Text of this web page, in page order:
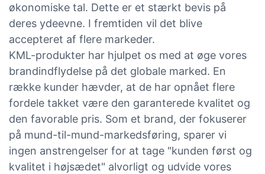
økonomiske tal. Dette er et stærkt bevis på
deres ydeevne. I fremtiden vil det blive
accepteret af flere markeder.
KML-produkter har hjulpet os med at øge vores
brandindflydelse på det globale marked. En
række kunder hævder, at de har opnået flere
fordele takket være den garanterede kvalitet og
den favorable pris. Som et brand, der fokuserer
på mund-til-mund-markedsføring, sparer vi
ingen anstrengelser for at tage "kunden først og
kvalitet i højsædet" alvorligt og udvide vores